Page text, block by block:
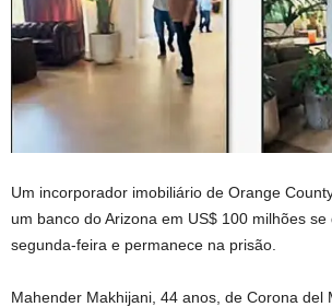
Um incorporador imobiliário de Orange
um banco do Arizona em US$ 100 milhões
segunda-feira e permanece na prisão.
Mahender Makhijani, 44 anos, de Corona del